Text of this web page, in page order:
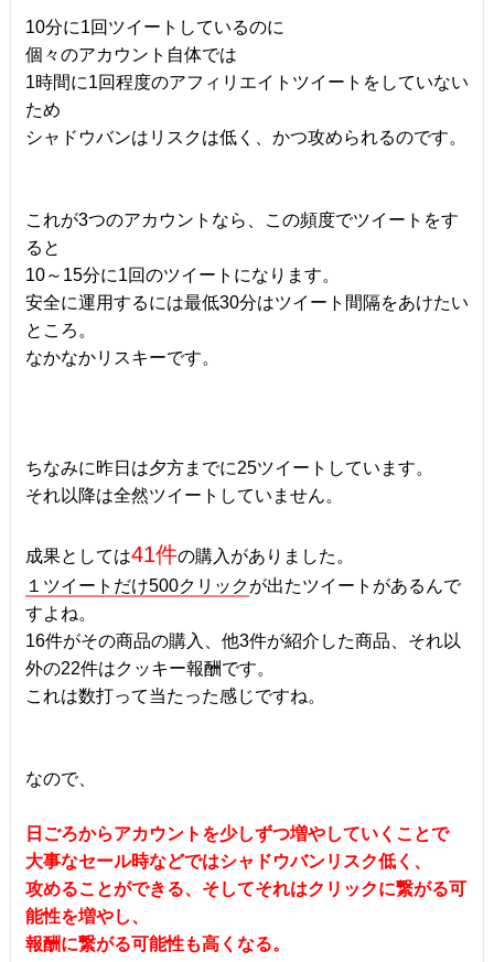
10分に1回ツイートしているのに
個々のアカウント自体では
1時間に1回程度のアフィリエイトツイートをしていない
ため
シャドウバンはリスクは低く、かつ攻められるのです。
これが3つのアカウントなら、この頻度でツイートをす
ると
10～15分に1回のツイートになります。
安全に運用するには最低30分はツイート間隔をあけたい
ところ。
なかなかリスキーです。
ちなみに昨日は夕方までに25ツイートしています。
それ以降は全然ツイートしていません。
成果としては41件の購入がありました。
１ツイートだけ500クリックが出たツイートがあるんで
すよね。
16件がその商品の購入、他3件が紹介した商品、それ以
外の22件はクッキー報酬です。
これは数打って当たった感じですね。
なので、
日ごろからアカウントを少しずつ増やしていくことで
大事なセール時などではシャドウバンリスク低く、
攻めることができる、そしてそれはクリックに繋がる可
能性を増やし、
報酬に繋がる可能性も高くなる。